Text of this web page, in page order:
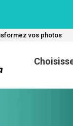
vos photos